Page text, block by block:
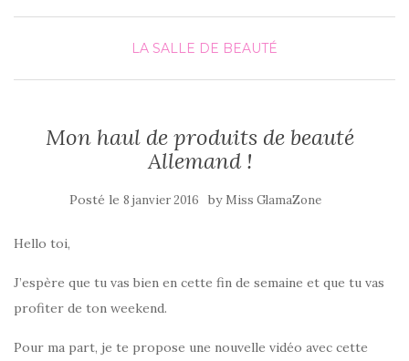
LA SALLE DE BEAUTÉ
Mon haul de produits de beauté
Allemand !
Posté le 8 janvier 2016 by Miss GlamaZone
Hello toi,
J’espère que tu vas bien en cette fin de semaine et que tu vas
profiter de ton weekend.
Pour ma part, je te propose une nouvelle vidéo avec cette